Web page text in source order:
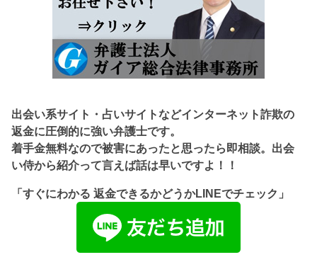
出会い系サイト・占いサイトなどインターネット詐欺の
返金に圧倒的に強い弁護士です。
着手金無料なので被害にあったと思ったら即相談。出会
い侍から紹介って言えば話は早いですよ！！
「すぐにわかる 返金できるかどうかLINEでチェック」